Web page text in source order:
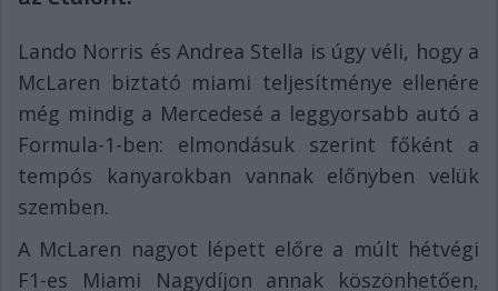
Lando Norris és Andrea Stella is úgy véli, hogy a
McLaren biztató miami teljesítménye ellenére
még mindig a Mercedesé a leggyorsabb autó a
Formula-1-ben: elmondásuk szerint főként a
tempós kanyarokban vannak előnyben velük
szemben.
A McLaren nagyot lépett előre a múlt hétvégi
F1-es Miami Nagydíjon annak köszönhetően,